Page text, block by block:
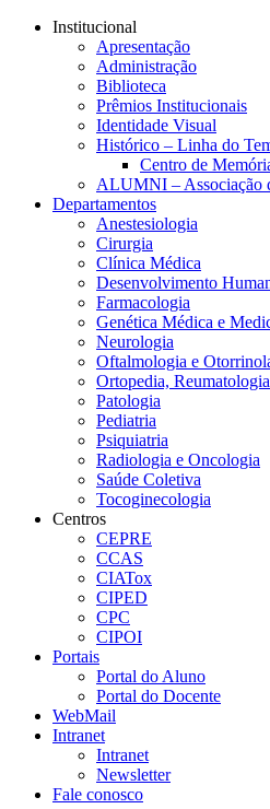
Conteúdo principal
Institucional
Apresentação
Administração
Biblioteca
Prêmios Institucionais
Identidade Visual
Histórico – Linha do
Centro de
ALUMNI – Associação
Departamentos
Anestesiologia
Cirurgia
Clínica Médica
Desenvolvimento
Farmacologia
Genética Médica e
Neurologia
Oftalmologia e
Ortopedia,
Patologia
Pediatria
Psiquiatria
Radiologia e Oncologia
Saúde Coletiva
Tocoginecologia
Centros
CEPRE
CCAS
CIATox
CIPED
CPC
CIPOI
Portais
Portal do Aluno
Portal do Docente
WebMail
Intranet
Intranet
Newsletter
Fale conosco